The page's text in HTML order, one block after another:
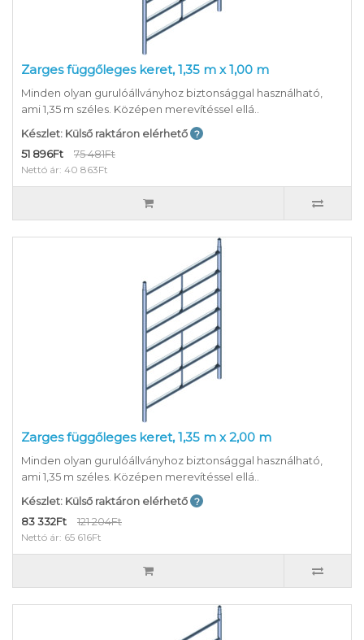
Zarges függőleges keret, 1,35 m x 1,00 m
Minden olyan gurulóállványhoz biztonsággal használható,
ami 1,35 m széles. Középen merevítéssel ellá..
Készlet: Külső raktáron elérhető
51 896Ft
75 481Ft
Nettó ár: 40 863Ft
Zarges függőleges keret, 1,35 m x 2,00 m
Minden olyan gurulóállványhoz biztonsággal használható,
ami 1,35 m széles. Középen merevítéssel ellá..
Készlet: Külső raktáron elérhető
83 332Ft
121 204Ft
Nettó ár: 65 616Ft